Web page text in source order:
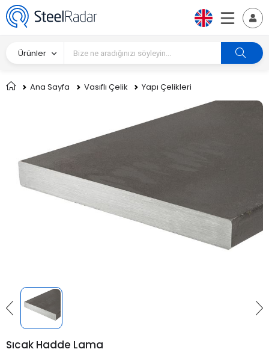
Ürünler
Ana Sayfa Vasıflı Çelik Yapı Çelikleri
Sıcak Hadde Lama